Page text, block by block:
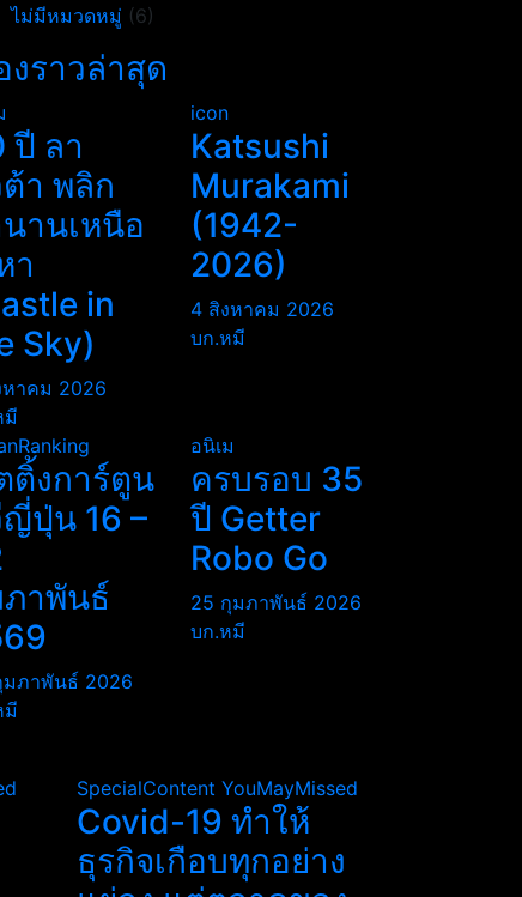
ไม่มีหมวดหมู่ (6)
งราวล่าสุด
ปี ลา
า พลิก
านเหนือ
า
in
Sky)
หาคม 2026
มี
icon
Katsushi
Murakami
(1942-
2026)
4 สิงหาคม 2026
บก.หมี
ติ้งการ์ตูน
ปุ่น 16 –
าพันธ์
มภาพันธ์ 2026
มี
อนิเม
ครบรอบ 35
ปี Getter
Robo Go
25 กุมภาพันธ์ 2026
บก.หมี
SpecialContent YouMayMissed
Covid-19 ทำให้
ธุรกิจเกือบทุกอย่าง